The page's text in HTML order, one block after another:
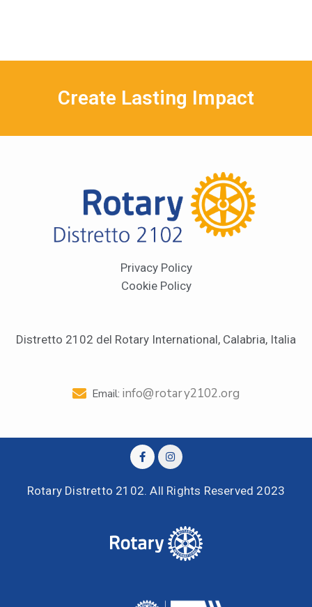
Create Lasting Impact
Privacy Policy
Cookie Policy
Distretto 2102 del Rotary International, Calabria, Italia
Email: info@rotary2102.org
Rotary Distretto 2102. All Rights Reserved 2023